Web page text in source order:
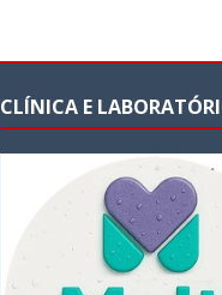
CLÍNICA E